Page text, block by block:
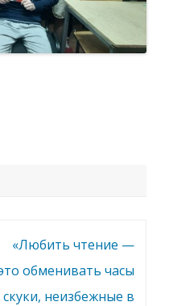
«Любить чтение —
обменивать часы
скуки, неизбежные в